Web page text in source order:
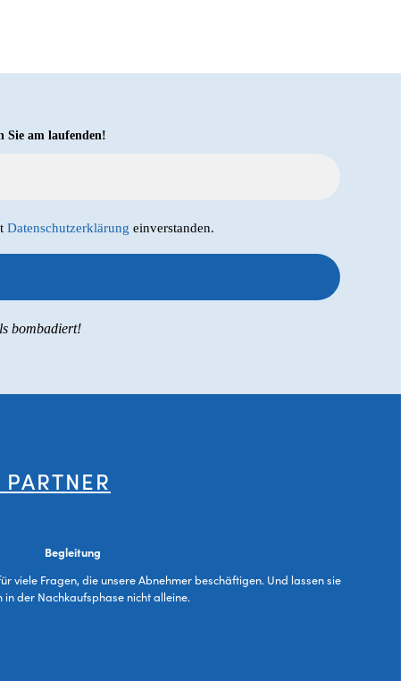
Sie am laufenden!
Datenschutzerklärung einverstanden.
bombadiert!
Begleitung
viele Fragen, die unsere Abnehmer beschäftigen. Und lassen sie
in der Nachkaufsphase nicht alleine.